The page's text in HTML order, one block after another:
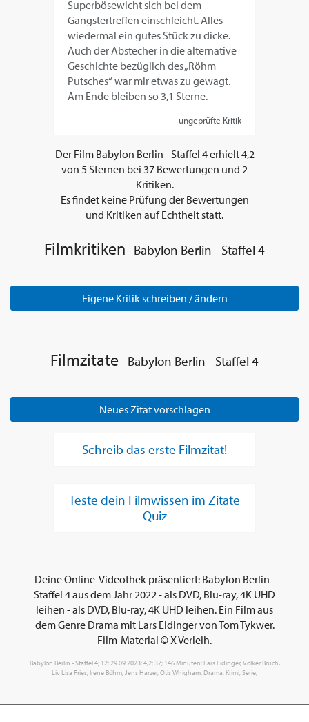
Superbösewicht sich bei dem
Gangstertreffen einschleicht. Alles
wiedermal ein gutes Stück zu dicke.
Auch der Abstecher in die alternative
Geschichte bezüglich des „Röhm
Putsches“ war mir etwas zu gewagt.
Am Ende bleiben so 3,1 Sterne.
ungeprüfte Kritik
Der Film Babylon Berlin - Staffel 4erhielt4,2
von 5Sternen bei 37 Bewertungen und 2
Kritiken.
Es findet keine Prüfung der Bewertungen
und Kritiken auf Echtheit statt.
Filmkritiken Babylon Berlin - Staffel 4
Eigene Kritik schreiben / ändern
Filmzitate Babylon Berlin - Staffel 4
Neues Zitat vorschlagen
Schreib das erste Filmzitat!
Teste dein Filmwissen im Zitate
Quiz
Deine Online-Videothek präsentiert: Babylon Berlin -
Staffel 4 aus dem Jahr 2022 - als DVD, Blu-ray, 4K UHD
leihen - als DVD, Blu-ray, 4K UHD leihen. Ein Film aus
dem Genre Drama mit Lars Eidinger von Tom Tykwer.
Film-Material © X Verleih.
Babylon Berlin - Staffel 4; 12; 29.09.2023; 4,2; 37; 146 Minuten; Lars Eidinger, Volker Bruch,
Liv Lisa Fries, Irene Böhm, Jens Harzer, Otis Whigham; Drama, Krimi, Serie;